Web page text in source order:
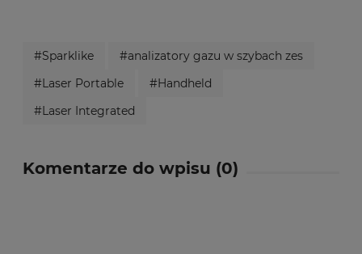
#Sparklike
#analizatory gazu w szybach zes
#Laser Portable
#Handheld
#Laser Integrated
Komentarze do wpisu (0)